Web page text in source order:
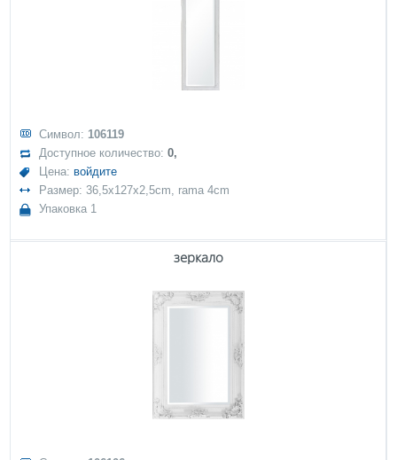
Символ: 106119
Доступное количество:0,
Цена: войдите
Размер: 36,5x127x2,5cm, rama 4cm
Упаковка 1
зеркало